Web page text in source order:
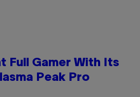
Full Gamer With Its
Peak Pro